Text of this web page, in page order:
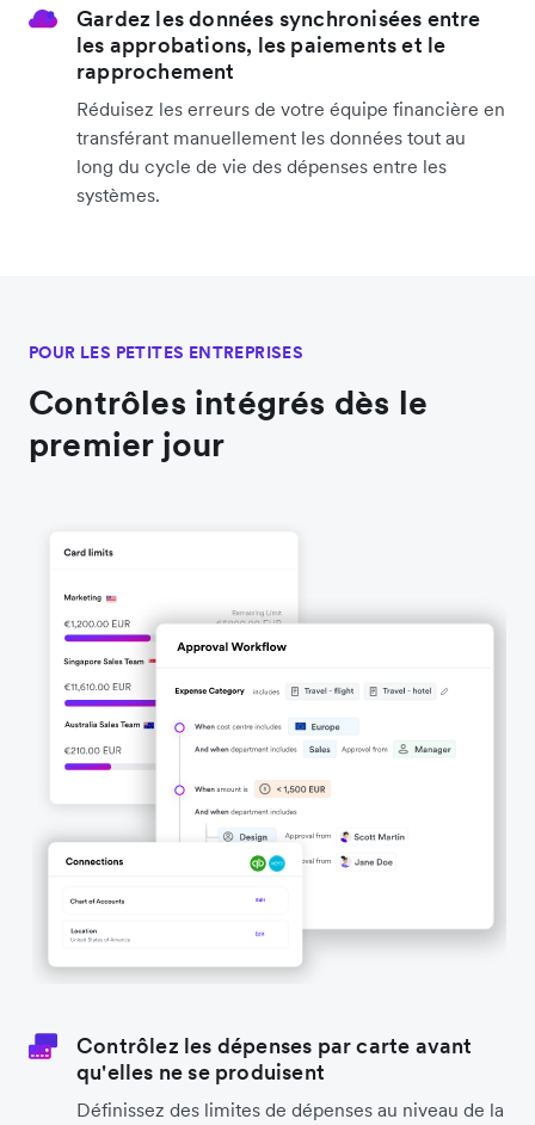
Gardez les données synchronisées entre
les approbations, les paiements et le
rapprochement
Réduisez les erreurs de votre équipe financière en
transférant manuellement les données tout au
long du cycle de vie des dépenses entre les
systèmes.
POUR LES PETITES ENTREPRISES
Contrôles intégrés dès le
premier jour
Contrôlez les dépenses par carte avant
qu'elles ne se produisent
Définissez des limites de dépenses au niveau de la